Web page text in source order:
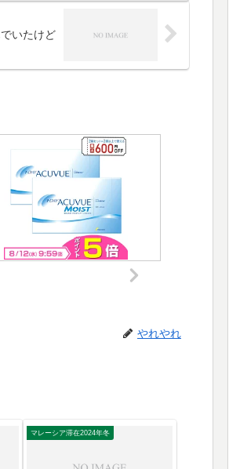
いたけど
やれやれ
マレーシア滞在2024年冬